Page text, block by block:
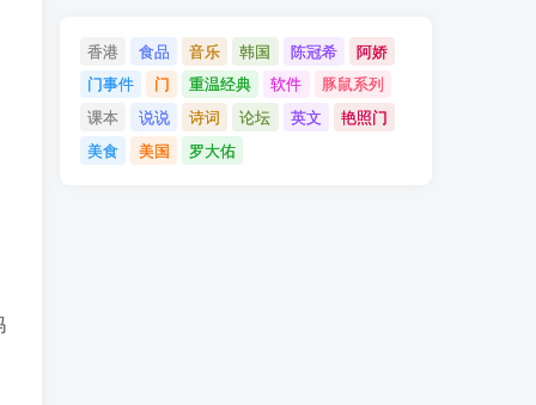
香港 食品 音乐 韩国 陈冠希
阿娇
门事件
门 重温经典 软件
豚鼠系列
课本
说说 诗词 论坛 英文
艳照门
美食
美国 罗大佑